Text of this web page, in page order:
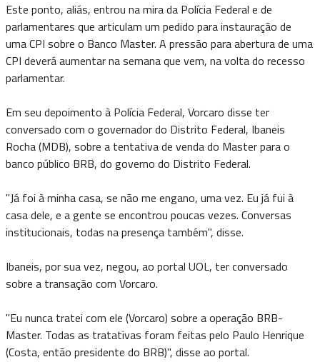
Este ponto, aliás, entrou na mira da Polícia Federal e de
parlamentares que articulam um pedido para instauração de
uma CPI sobre o Banco Master. A pressão para abertura de uma
CPI deverá aumentar na semana que vem, na volta do recesso
parlamentar.
Em seu depoimento à Polícia Federal, Vorcaro disse ter
conversado com o governador do Distrito Federal, Ibaneis
Rocha (MDB), sobre a tentativa de venda do Master para o
banco público BRB, do governo do Distrito Federal.
"Já foi à minha casa, se não me engano, uma vez. Eu já fui à
casa dele, e a gente se encontrou poucas vezes. Conversas
institucionais, todas na presença também", disse.
Ibaneis, por sua vez, negou, ao portal UOL, ter conversado
sobre a transação com Vorcaro.
"Eu nunca tratei com ele (Vorcaro) sobre a operação BRB-
Master. Todas as tratativas foram feitas pelo Paulo Henrique
(Costa, então presidente do BRB)", disse ao portal.